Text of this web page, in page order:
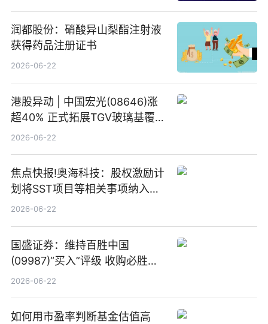
润都股份：硝酸异山梨酯注射液
获得药品注册证书
2026-06-22
港股异动 | 中国宏光(08646)涨
超40% 正式拓展TGV玻璃基覆铜
板新材料业务
2026-06-22
焦点快报!奥海科技：股权激励计
划将SST项目等相关事项纳入专
项业务发展考核指标
2026-06-22
国盛证券：维持百胜中国
(09987)“买入”评级 收购必胜客
中国增厚利润加速成长 信息
2026-06-22
如何用市盈率判断基金估值高